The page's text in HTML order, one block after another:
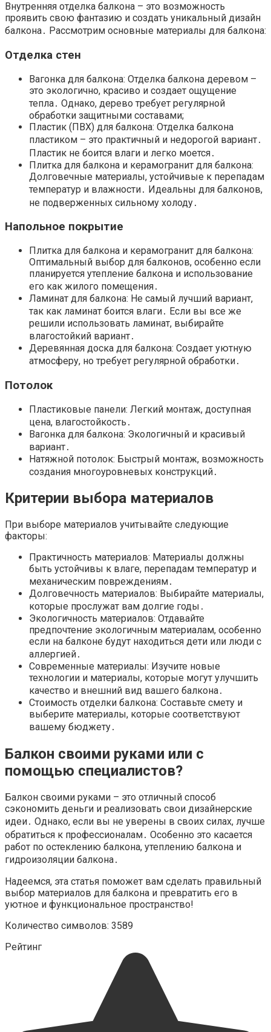
Внутренняя отделка балкона – это возможность
проявить свою фантазию и создать уникальный дизайн
балкона․ Рассмотрим основные материалы для балкона:
Отделка стен
Вагонка для балкона: Отделка балкона деревом –
это экологично, красиво и создает ощущение
тепла․ Однако, дерево требует регулярной
обработки защитными составами;
Пластик (ПВХ) для балкона: Отделка балкона
пластиком – это практичный и недорогой вариант․
Пластик не боится влаги и легко моется․
Плитка для балкона и керамогранит для балкона:
Долговечные материалы, устойчивые к перепадам
температур и влажности․ Идеальны для балконов,
не подверженных сильному холоду․
Напольное покрытие
Плитка для балкона и керамогранит для балкона:
Оптимальный выбор для балконов, особенно если
планируется утепление балкона и использование
его как жилого помещения․
Ламинат для балкона: Не самый лучший вариант,
так как ламинат боится влаги․ Если вы все же
решили использовать ламинат, выбирайте
влагостойкий вариант․
Деревянная доска для балкона: Создает уютную
атмосферу, но требует регулярной обработки․
Потолок
Пластиковые панели: Легкий монтаж, доступная
цена, влагостойкость․
Вагонка для балкона: Экологичный и красивый
вариант․
Натяжной потолок: Быстрый монтаж, возможность
создания многоуровневых конструкций․
Критерии выбора материалов
При выборе материалов учитывайте следующие
факторы:
Практичность материалов: Материалы должны
быть устойчивы к влаге, перепадам температур и
механическим повреждениям․
Долговечность материалов: Выбирайте материалы,
которые прослужат вам долгие годы․
Экологичность материалов: Отдавайте
предпочтение экологичным материалам, особенно
если на балконе будут находиться дети или люди с
аллергией․
Современные материалы: Изучите новые
технологии и материалы, которые могут улучшить
качество и внешний вид вашего балкона․
Стоимость отделки балкона: Составьте смету и
выберите материалы, которые соответствуют
вашему бюджету․
Балкон своими руками или с
помощью специалистов?
Балкон своими руками – это отличный способ
сэкономить деньги и реализовать свои дизайнерские
идеи․ Однако, если вы не уверены в своих силах, лучше
обратиться к профессионалам․ Особенно это касается
работ по остеклению балкона, утеплению балкона и
гидроизоляции балкона․
Надеемся, эта статья поможет вам сделать правильный
выбор материалов для балкона и превратить его в
уютное и функциональное пространство!
Количество символов: 3589
Рейтинг